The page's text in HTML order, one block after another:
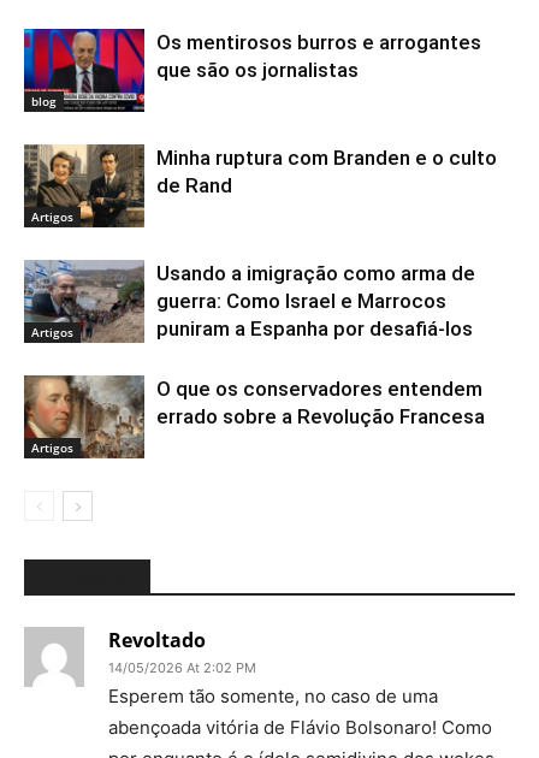
blog
Os mentirosos burros e arrogantes
que são os jornalistas
Artigos
Minha ruptura com Branden e o culto
de Rand
Artigos
Usando a imigração como arma de
guerra: Como Israel e Marrocos
puniram a Espanha por desafiá-los
Artigos
O que os conservadores entendem
errado sobre a Revolução Francesa
Revoltado
14/05/2026 At 2:02 PM
Esperem tão somente, no caso de uma
abençoada vitória de Flávio Bolsonaro! Como